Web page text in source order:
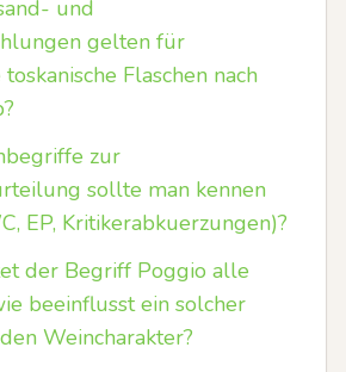
und
gelten für
Flaschen nach
zur
sollte man kennen
EP, Kritikerabkuerzungen)?
der Begriff Poggio alle
beeinflusst ein solcher
Weincharakter?